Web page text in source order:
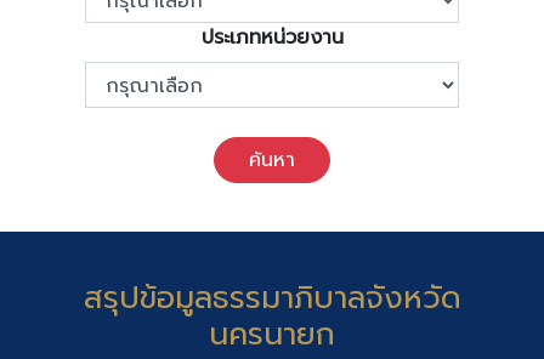
ประเภทหน่วยงาน
ค้นหา
สรุปข้อมูลธรรมาภิบาลจังหวัด
นครนายก